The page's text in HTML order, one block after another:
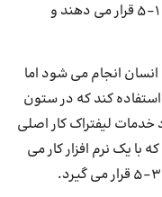
درصد است و اگر پرداخت نشود، در ستون 1-5 قرار می دهند و
انجام می شود اما
کند که در ستون
خدمات لیفتراک کار اصلی
با یک نرم افزار کار می